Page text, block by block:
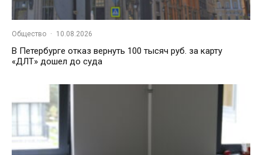
Общество · 10.08.2026
В Петербурге отказ вернуть 100 тысяч руб. за карту
«ДЛТ» дошел до суда